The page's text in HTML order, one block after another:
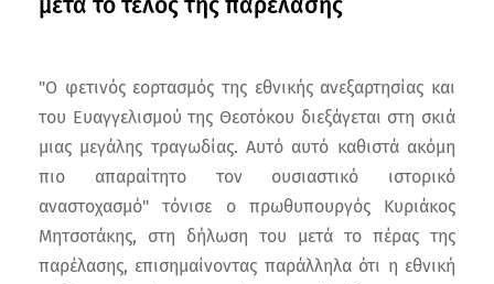
"Ο φετινός εορτασμός της εθνικής ανεξαρτησίας και
του Ευαγγελισμού της Θεοτόκου διεξάγεται στη σκιά
μιας μεγάλης τραγωδίας. Αυτό αυτό καθιστά ακόμη
πιο απαραίτητο τον ουσιαστικό ιστορικό
αναστοχασμό" τόνισε ο πρωθυπουργός Κυριάκος
Μητσοτάκης, στη δήλωση του μετά το πέρας της
παρέλασης, επισημαίνοντας παράλληλα ότι η εθνική